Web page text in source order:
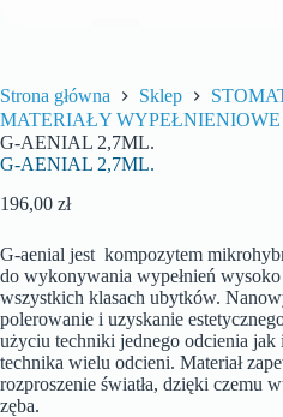
Strona główna Sklep
MATERIAŁY WYPEŁNIENIOWE
G-AENIAL 2,7ML.
G-AENIAL 2,7ML.
196,00 zł
G-aenial jest kompozytem
do wykonywania wypełnień
wszystkich klasach ubytków.
polerowanie i uzyskanie
użyciu techniki jednego odcienia
technika wielu odcieni. Materiał
rozproszenie światła, dzięki czemu
zęba.